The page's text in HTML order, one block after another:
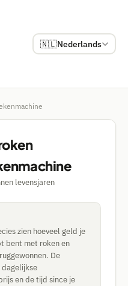
🇳🇱Nederlands
levensjaren
zien hoeveel geld je
bent met roken en
De
dagelijkse
en de tijd since je